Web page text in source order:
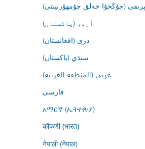
(جۇڭخۇا خەلق جۇمھۇرىيىتى)
اُردو (پاکستان)
درى (افغانستان)
سنڌي (پاکستان)
عربي (المنطقة العربية)
فارسى
አማርኛ (ኢትዮጵያ)
कोंकणी (भारत)
नेपाली (नेपाल)